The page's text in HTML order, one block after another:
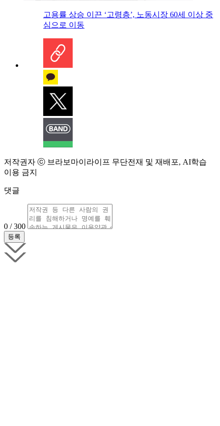
고용률 상승 이끈 ‘고령층’, 노동시장 60세 이상 중
심으로 이동
저작권자 ⓒ 브라보마이라이프 무단전재 및 재배포, AI학습
이용 금지
댓글
0 / 300